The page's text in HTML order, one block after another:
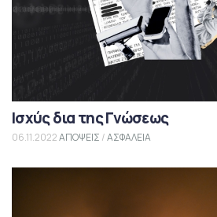
Ισχύς δια της Γνώσεως
06.11.2022ΑΠΟΨΕΙΣ /ΑΣΦΑΛΕΙΑ